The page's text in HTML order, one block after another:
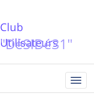
Club
Utilisateurs
"DéSIDé31"
Menu